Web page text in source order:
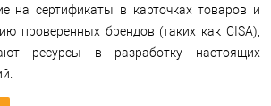
на сертификаты в карточках товаров и
проверенных брендов (таких как CISA),
ресурсы в разработку настоящих